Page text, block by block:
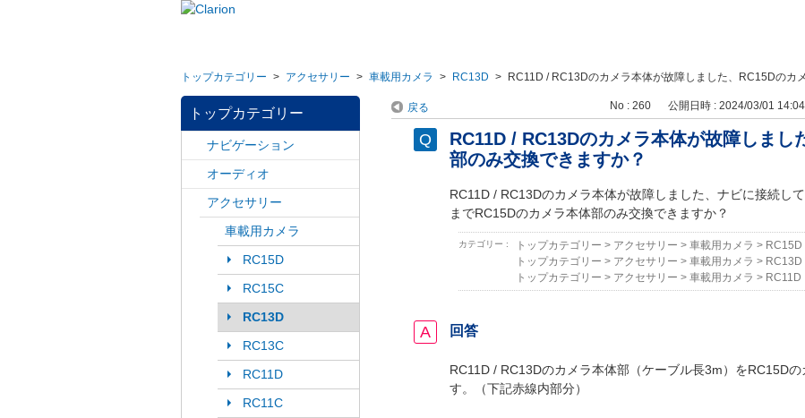
トップカテゴリー > アクセサリー > 車載用カメラ > RC13D > RC11D / RC13Dのカメラ本体が故障しました、RC15Dのカ
トップカテゴリー
ナビゲーション
オーディオ
アクセサリー
車載用カメラ
RC15D
RC15C
RC13D
RC13C
RC11D
RC11C
戻る No : 260 公開日時 : 2024/03/01 14:04
RC11D / RC13Dのカメラ本体が故障しまし
部のみ交換できますか？
RC11D / RC13Dのカメラ本体が故障しました、ナビに接続し
までRC15Dのカメラ本体部のみ交換できますか？
カテゴリー : トップカテゴリー > アクセサリー > 車載用カメラ > RC15D
トップカテゴリー > アクセサリー > 車載用カメラ > RC13D
トップカテゴリー > アクセサリー > 車載用カメラ > RC11D
回答
RC11D / RC13Dのカメラ本体部（ケーブル長3m）をRC15D
す。（下記赤線内部分）